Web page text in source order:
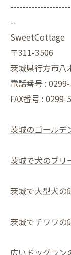
--
SweetCottage
〒311-3506
茨城県行方市八
電話番号 :
FAX番号 : 0299-
茨城のゴールデ
茨城で犬のブリ
茨城で大型犬の
茨城でチワワの
広いドッグラン